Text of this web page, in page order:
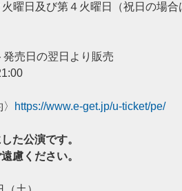
曜日及び第４火曜日（祝日の場合
発売日の翌日より販売
https://www.e-get.jp/u-ticket/pe/
た公演です。
慮ください。